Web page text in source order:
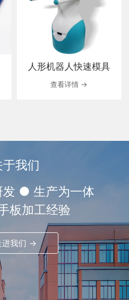
人形机器人快速模具
查看详情 →
于我们
● 生产为一体
板加工经验
进我们 →